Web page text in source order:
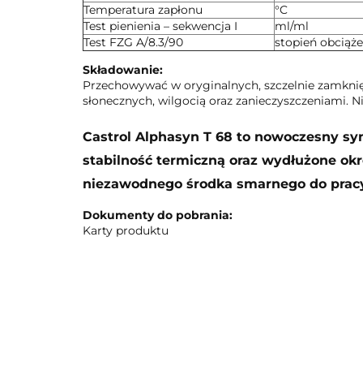
Temperatura zapłonu
°C
Test pienienia – sekwencja I
ml/ml
Test FZG A/8.3/90
stopień
Składowanie:
Przechowywać w oryginalnych, szczelnie
słonecznych, wilgocią oraz zanieczyszczeniami.
Castrol Alphasyn T 68 to nowoczesny
stabilność termiczną oraz wydłużone
niezawodnego środka smarnego do
Dokumenty do pobrania:
Karty produktu